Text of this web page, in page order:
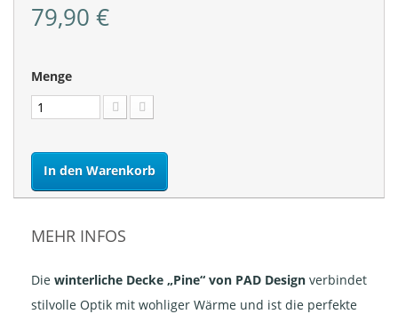
79,90 €
Menge
In den Warenkorb
MEHR INFOS
Die winterliche Decke „Pine“ von PAD Design verbindet
stilvolle Optik mit wohliger Wärme und ist die perfekte